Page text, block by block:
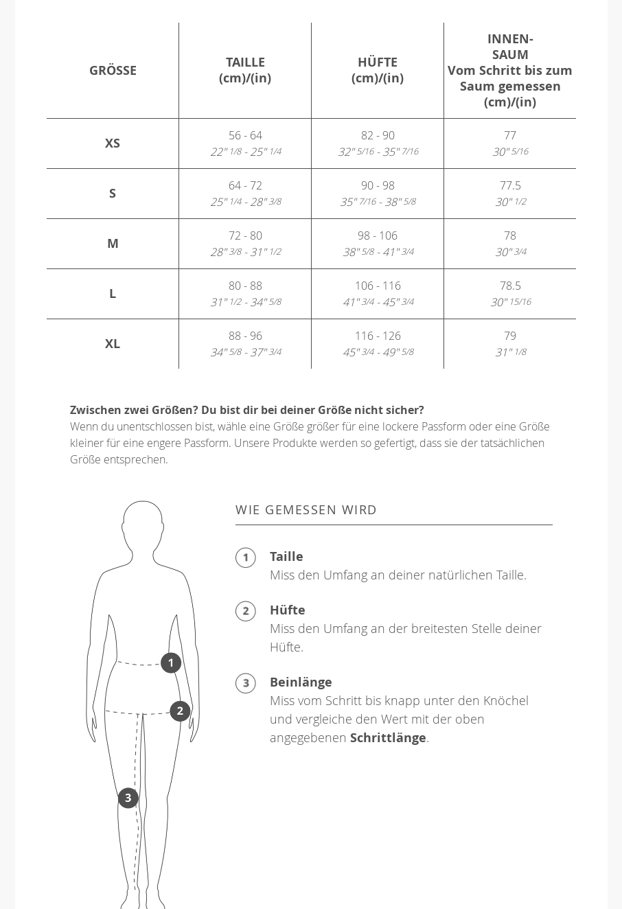
GRÖSSE
TAILLE
(cm)/(in)
HÜFTE
(cm)/(in)
INNEN-
SAUM
Vom Schritt bis zum
Saum gemessen
(cm)/(in)
XS
56 - 64
22"1/8- 25"1/4
82 - 90
32"5/16- 35"7/16
77
30"5/16
S
64 - 72
25"1/4- 28"3/8
90 - 98
35"7/16- 38"5/8
77.5
30"1/2
M
72 - 80
28"3/8- 31"1/2
98 - 106
38"5/8- 41"3/4
78
30"3/4
L
80 - 88
31"1/2- 34"5/8
106 - 116
41"3/4- 45"3/4
78.5
30"15/16
XL
88 - 96
34"5/8- 37"3/4
116 - 126
45"3/4- 49"5/8
79
31"1/8
Zwischen zwei Größen? Du bist dir bei deiner Größe nicht sicher?
Wenn du unentschlossen bist, wähle eine Größe größer für eine lockere Passform oder eine Größe
kleiner für eine engere Passform. Unsere Produkte werden so gefertigt, dass sie der tatsächlichen
Größe entsprechen.
WIE GEMESSEN WIRD
Taille
Miss den Umfang an deiner natürlichen Taille.
Hüfte
Miss den Umfang an der breitesten Stelle deiner
Hüfte.
Beinlänge
Miss vom Schritt bis knapp unter den Knöchel
und vergleiche den Wert mit der oben
angegebenen Schrittlänge.